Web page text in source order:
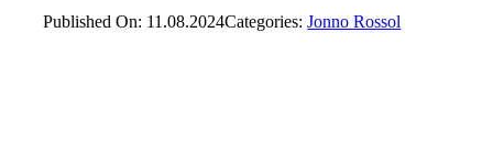
Published On: 11.08.2024Categories:Jonno Rossol